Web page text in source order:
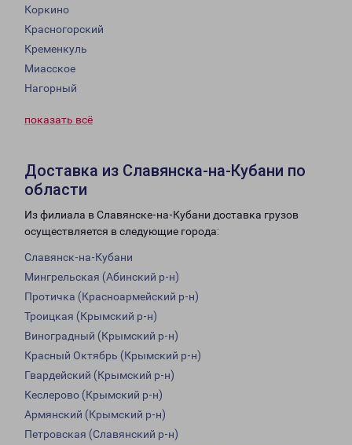
Коркино
Красногорский
Кременкуль
Миасское
Нагорный
показать всё
Доставка из Славянска-на-Кубани по
области
Из филиала в Славянске-на-Кубани доставка грузов
осуществляется в следующие города:
Славянск-на-Кубани
Мингрельская (Абинский р-н)
Протичка (Красноармейский р-н)
Троицкая (Крымский р-н)
Виноградный (Крымский р-н)
Красный Октябрь (Крымский р-н)
Гвардейский (Крымский р-н)
Кеслерово (Крымский р-н)
Армянский (Крымский р-н)
Петровская (Славянский р-н)